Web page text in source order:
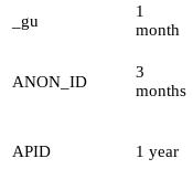
_gu
1
month
ANON_ID
3
months
APID 1 year